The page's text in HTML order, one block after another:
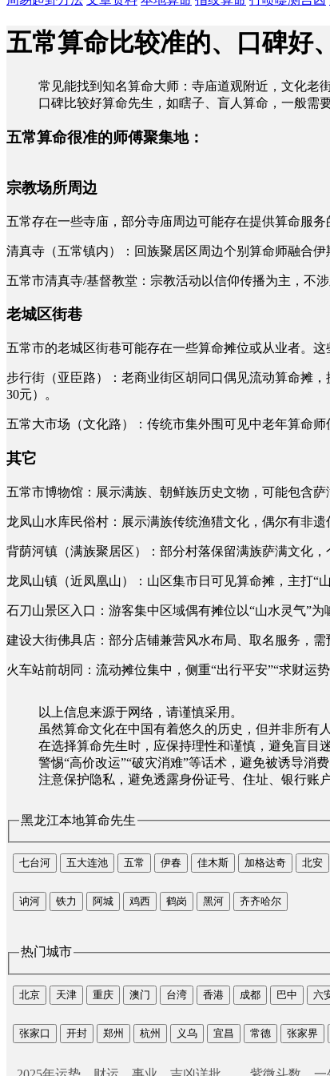
五常算命比较准的、口碑好
常见能找到知名算命大师：寺庙道观附近，文化老
口碑比较好算命先生，如瞎子、盲人算命，一般需
五常算命很准的师傅聚集地：
宗教场所周边
五常存在一些寺庙，部分寺庙周边可能存在提供算命服务
清真寺（五常镇内）：回族聚居区周边个别算命师融合伊
五常市清真寺/基督教堂：宗教活动以信仰传播为主，不涉
老城区街巷
五常市的老城区街巷可能存在一些算命摊位或从业者。
步行街（亚臣路）：老商业街区胡同口偶见流动算命摊，
30元）。
五常大市场（文化路）：传统市集外围可见中老年算命
其它
五常市博物馆：展示满族、朝鲜族历史文物，可能包含萨
龙凤山水库民俗村：展示满族传统渔猎文化，偶尔有非遗
背荫河镇（满族聚居区）：部分村落保留满族萨满文化，
龙凤山镇（近凤凰山）：山区集市日可见算命摊，主打“山
石刀山景区入口：游客集中区域偶有摊位以“山水灵气”为
建设大街佛具店：部分店铺兼营风水布局、取名服务，
火车站前胡同：流动摊位集中，侧重“出行平安”“求财运
以上信息来源于网络，请谨慎采用。
虽然算命文化在中国有着悠久的历史，但并非所有
在选择算命先生时，应保持理性和谨慎，避免盲目
警惕“高价改运”“破灾消难”等话术，避免被诱导消费
注意保护隐私，避免透露身份证号、住址、银行账
黑龙江本地算命先生
七台河 五大连池 五常 伊春 佳木斯 加格达奇 北安
讷河 铁力 阿城 鸡西 鹤岗 黑河 齐齐哈尔
热门城市
北京 天津 重庆 澳门 台湾 香港 成都 巴中 六
张家口 开封 郑州 杭州 义乌 宜昌 常德 张家界